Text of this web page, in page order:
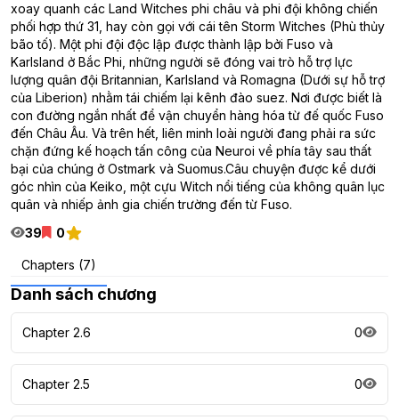
xoay quanh các Land Witches phi châu và phi đội không chiến
phối hợp thứ 31, hay còn gọi với cái tên Storm Witches (Phù thủy
bão tố). Một phi đội độc lập được thành lập bởi Fuso và
Karlsland ở Bắc Phi, những người sẽ đóng vai trò hỗ trợ lực
lượng quân đội Britannian, Karlsland và Romagna (Dưới sự hỗ trợ
của Liberion) nhằm tái chiếm lại kênh đào suez. Nơi được biết là
con đường ngắn nhất để vận chuyển hàng hóa từ đế quốc Fuso
đến Châu Âu. Và trên hết, liên minh loài người đang phải ra sức
chặn đứng kế hoạch tấn công của Neuroi về phía tây sau thất
bại của chúng ở Ostmark và Suomus.Câu chuyện được kể dưới
góc nhìn của Keiko, một cựu Witch nổi tiếng của không quân lục
quân và nhiếp ảnh gia chiến trường đến từ Fuso.
39
0
Chapters (7)
Danh sách chương
Chapter 2.6 0
Chapter 2.5 0